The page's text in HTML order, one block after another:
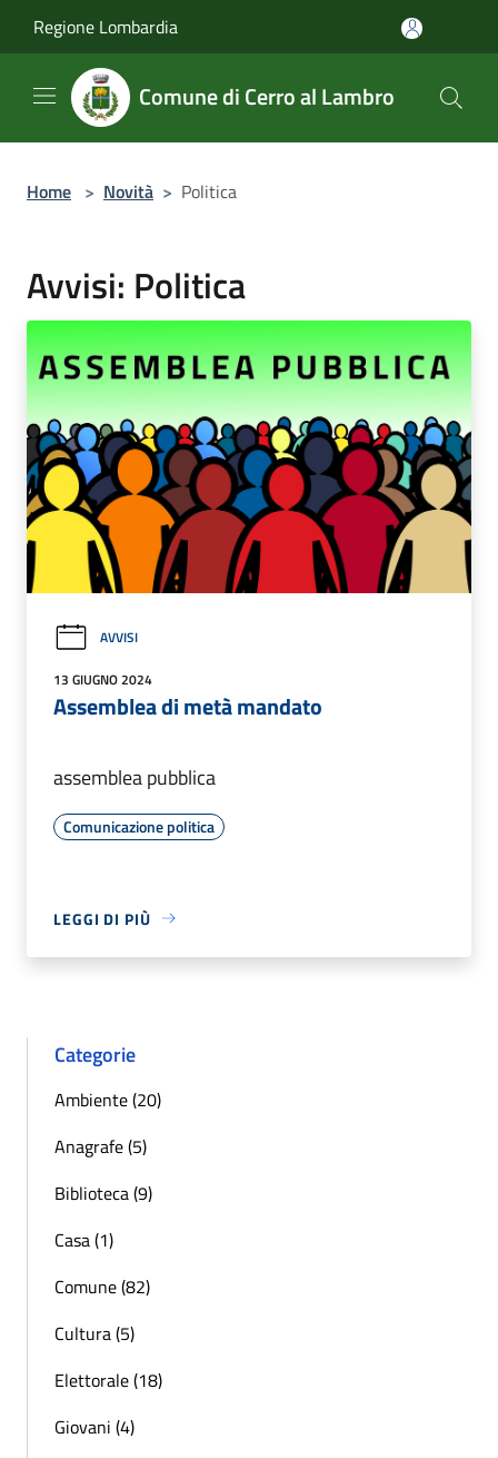
Regione Lombardia
Comune di Cerro al Lambro
Home > Novità > Politica
Avvisi: Politica
AVVISI
13 GIUGNO 2024
Assemblea di metà mandato
assemblea pubblica
Comunicazione politica
LEGGI DI PIÙ
Categorie
Ambiente (20)
Anagrafe (5)
Biblioteca (9)
Casa (1)
Comune (82)
Cultura (5)
Elettorale (18)
Giovani (4)